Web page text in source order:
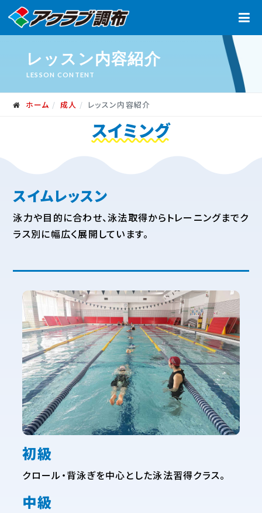
レッスン内容紹介
LESSON CONTENT
ホーム 成人 レッスン内容紹介
スイミング
スイムレッスン
泳力や目的に合わせ、泳法取得からトレーニングまでク
ラス別に幅広く展開しています。
初級
クロール・背泳ぎを中心とした泳法習得クラス。
中級